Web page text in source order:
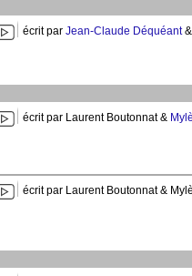
écrit par Jean-Claude Déquéant&
écrit par Laurent Boutonnat &
écrit par Laurent Boutonnat &